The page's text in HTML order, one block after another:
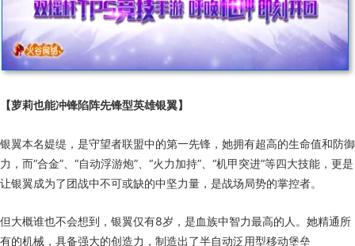
【萝莉也能冲锋陷阵先锋型英雄银翼】
银翼本名媞缇，是守望者联盟中的第一先锋，她拥有超高的生命值和防御
力，而“合金”、“自动浮游炮”、“火力加持”、“机甲突进”等四大技能，更是
让银翼成为了团战中不可或缺的中坚力量，是战场局势的掌控者。
但大概谁也不会想到，银翼仅有8岁，是血族中智力最高的人。她精通所
有的机械，具备强大的创造力，制造出了半自动泛用型移动堡垒